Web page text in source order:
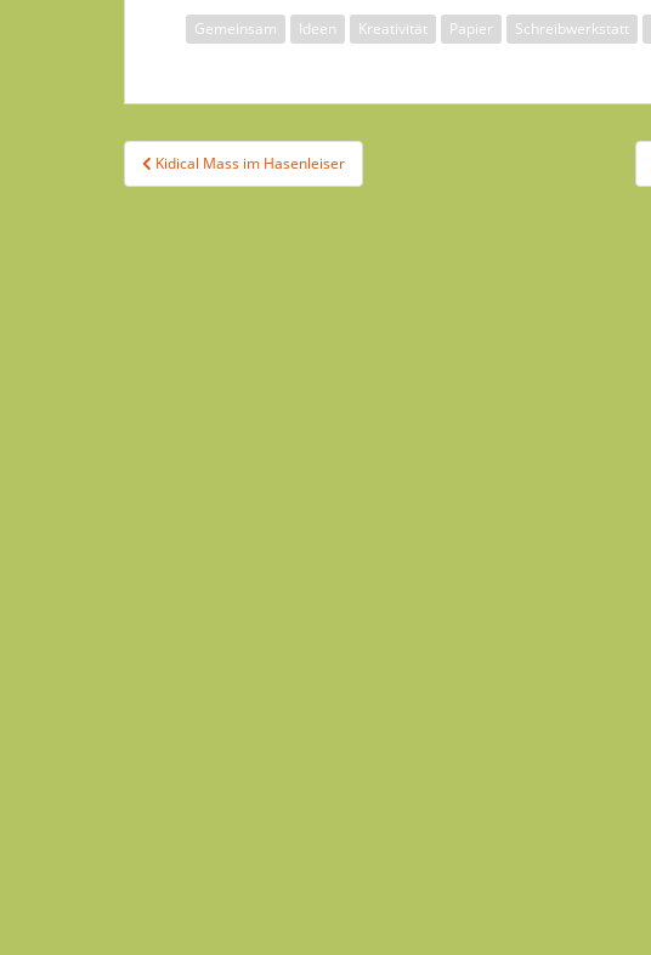
Gemeinsam Ideen Kreativität Papier Schreibwerkstatt
Kidical Mass im Hasenleiser